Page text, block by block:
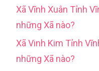
Xã Vĩnh Xuân Tỉnh
những Xã nào?
Xã Vinh Kim Tỉnh
những Xã nào?